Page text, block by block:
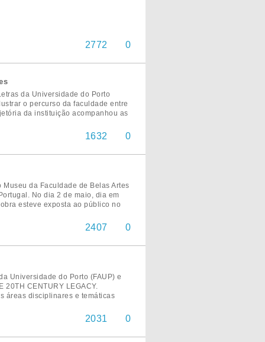
2772 0
da Universidade do Porto
o percurso da faculdade entre
da instituição acompanhou as
1632 0
da Faculdade de Belas Artes
No dia 2 de maio, dia em
esteve exposta ao público no
2407 0
Universidade do Porto (FAUP) e
20TH CENTURY LEGACY.
áreas disciplinares e temáticas
2031 0